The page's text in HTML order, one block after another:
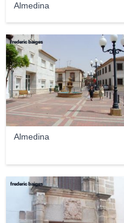
Almedina
Almedina
frederic baiges
frederic baiges